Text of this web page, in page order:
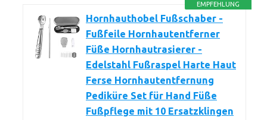
EMPFEHLUNG
Hornhauthobel Fußschaber -
Fußfeile Hornhautentferner
Füße Hornhautrasierer -
Edelstahl Fußraspel Harte Haut
Ferse Hornhautentfernung
Pediküre Set für Hand Füße
Fußpflege mit 10 Ersatzklingen